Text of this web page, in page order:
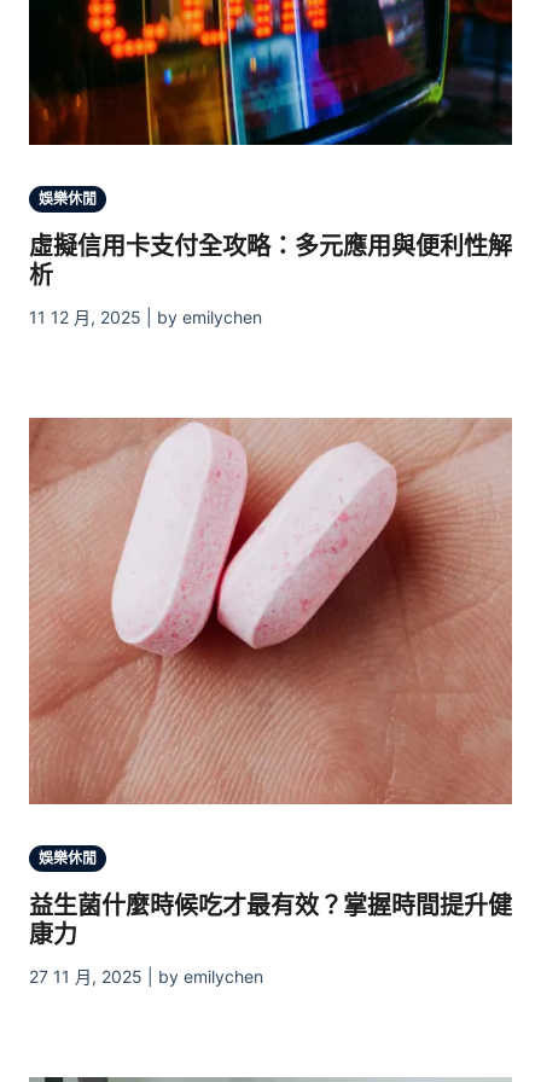
娛樂休閒
虛擬信用卡支付全攻略：多元應用與便利性解
析
11 12 月, 2025 | by emilychen
娛樂休閒
益生菌什麼時候吃才最有效？掌握時間提升健
康力
27 11 月, 2025 | by emilychen